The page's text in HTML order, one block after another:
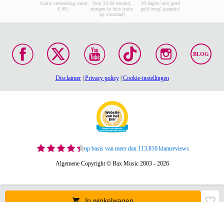
Gratis verzending vanaf
€ 99,-
Voor 23:00 besteld,
morgen in huis (mits
op voorraad)
30 dagen 'niet goed
geld terug' garantie!
BLOG
Disclaimer| Privacy policy| Cookie-instellingen
op basis van meer dan 113.816 klantreviews
Algemene Copyright © Bax Music 2003 - 2026